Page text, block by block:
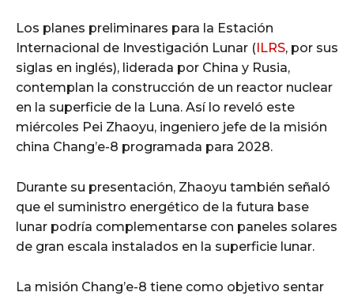
Los planes preliminares para la Estación
Internacional de Investigación Lunar ( ILRS, por sus
siglas en inglés), liderada por China y Rusia,
contemplan la construcción de un reactor nuclear
en la superficie de la Luna. Así lo reveló este
miércoles Pei Zhaoyu, ingeniero jefe de la misión
china Chang’e-8 programada para 2028.
Durante su presentación, Zhaoyu también señaló
que el suministro energético de la futura base
lunar podría complementarse con paneles solares
de gran escala instalados en la superficie lunar.
La misión Chang’e-8 tiene como objetivo sentar